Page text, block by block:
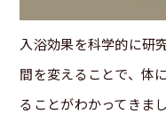
入浴効果を科学的に研
間を変えることで、体
ることがわかってきま